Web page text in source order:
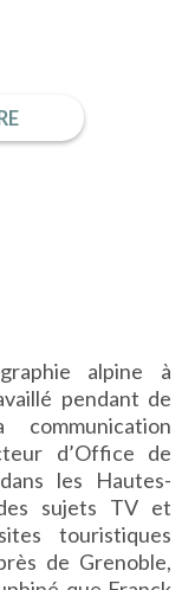
alpine à
pendant de
d’Office de
les Hautes-
sujets TV et
touristiques
de Grenoble,